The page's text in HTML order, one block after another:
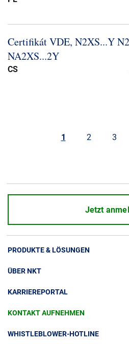
Certifikát VDE, N2XS.​.​.​Y
NA2XS.​.​.​2Y
CS
1 2 3
Jetzt
PRODUKTE & LÖSUNGEN
Hochspannung
Kabelgarnituren
Mittelspannungskabel
Niederspannungskabel
ÜBER NKT
News & Presse
Unsere Geschichte
Investoren
KARRIEREPORTAL
KONTAKT AUFNEHMEN
WHISTLEBLOWER-HOTLINE